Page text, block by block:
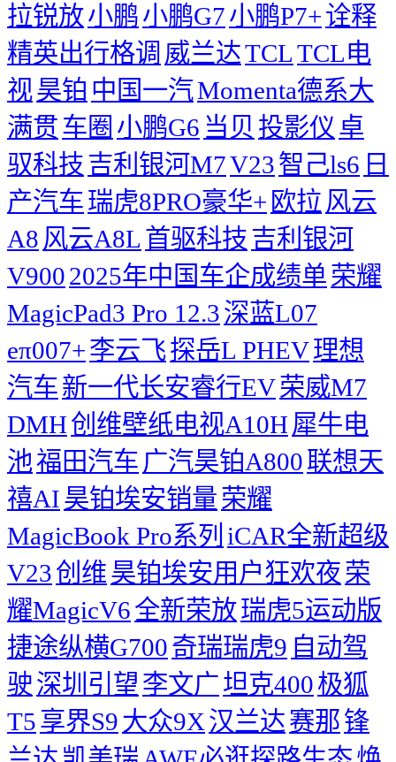
拉锐放小鹏小鹏G7小鹏P7+诠释
精英出行格调 威兰达TCLTCL电
视昊铂 中国一汽Momenta德系大
满贯车圈 小鹏G6 当贝 投影仪 卓
驭科技吉利银河M7V23智己ls6 日
产汽车瑞虎8PRO豪华+ 欧拉 风云
A8 风云A8L 首驱科技吉利银河
V9002025年中国车企成绩单荣耀
MagicPad3 Pro 12.3深蓝L07
eπ007+李云飞探岳L PHEV理想
汽车新一代长安睿行EV荣威M7
DMH创维壁纸电视A10H 犀牛电
池福田汽车 广汽昊铂A800联想天
禧AI昊铂埃安销量荣耀
MagicBook Pro系列 iCAR全新超级
V23创维昊铂埃安用户狂欢夜荣
耀MagicV6全新荣放瑞虎5运动版
捷途纵横G700奇瑞瑞虎9 自动驾
驶深圳引望 李文广坦克400极狐
T5享界S9大众9X汉兰达赛那锋